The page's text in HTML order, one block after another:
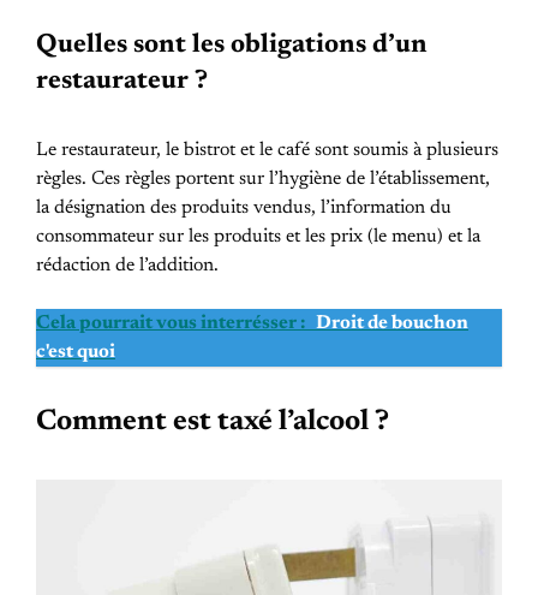
Quelles sont les obligations d’un
restaurateur ?
Le restaurateur, le bistrot et le café sont soumis à plusieurs
règles. Ces règles portent sur l’hygiène de l’établissement,
la désignation des produits vendus, l’information du
consommateur sur les produits et les prix (le menu) et la
rédaction de l’addition.
Cela pourrait vous interrésser : Droit de bouchon
c'est quoi
Comment est taxé l’alcool ?